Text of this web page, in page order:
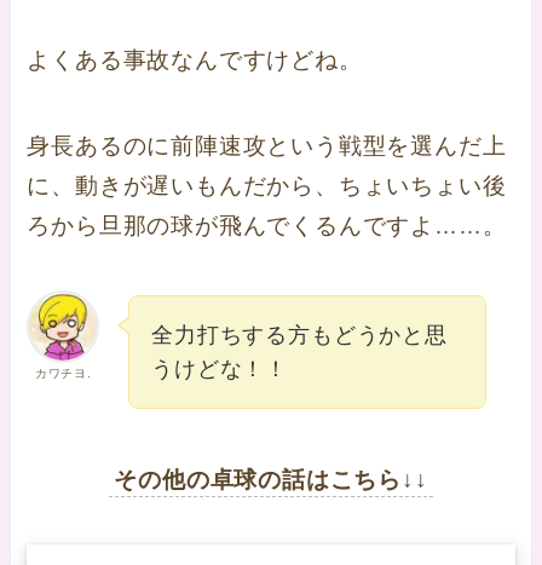
よくある事故なんですけどね。
身長あるのに前陣速攻という戦型を選んだ上
に、動きが遅いもんだから、ちょいちょい後
ろから旦那の球が飛んでくるんですよ……。
カワチヨ.
全力打ちする方もどうかと思
うけどな！！
その他の卓球の話はこちら↓↓